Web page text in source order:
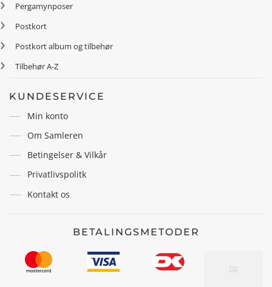
Pergamynposer
Postkort
Postkort album og tilbehør
Tilbehør A-Z
KUNDESERVICE
Min konto
Om Samleren
Betingelser & Vilkår
Privatlivspolitk
Kontakt os
BETALINGSMETODER